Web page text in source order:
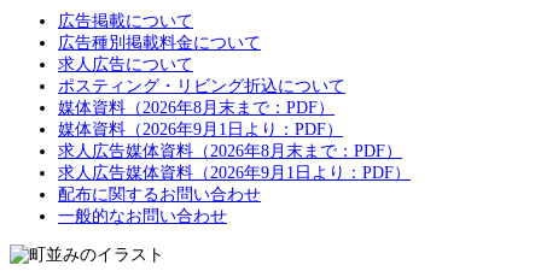
広告掲載について
広告種別掲載料金について
求人広告について
ポスティング・リビング折込について
媒体資料（2026年8月末まで：PDF）
媒体資料（2026年9月1日より：PDF）
求人広告媒体資料（2026年8月末まで：PDF）
求人広告媒体資料（2026年9月1日より：PDF）
配布に関するお問い合わせ
一般的なお問い合わせ